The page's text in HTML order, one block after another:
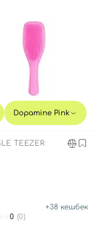
Dopamine Pink
TEEZER
+38 кешбек
0 (0)